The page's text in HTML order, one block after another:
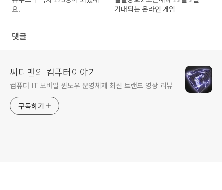
요.
기대되는 온라인 게임
댓글
씨디맨의 컴퓨터이야기
컴퓨터 IT 모바일 윈도우 운영체제 최신 트랜드 영상 리뷰
구독하기